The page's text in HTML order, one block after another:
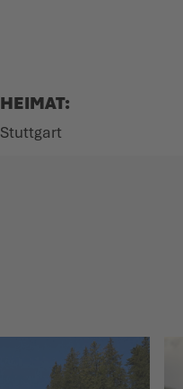
HEIMAT:
Stuttgart